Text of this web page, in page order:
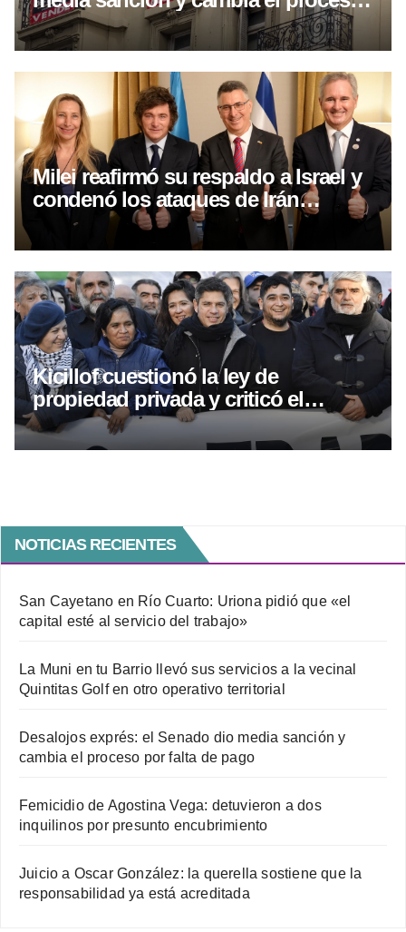
por falta de pago
Milei reafirmó su respaldo a Israel y
condenó los ataques de Irán
durante un encuentro con el
canciller israelí
Kicillof cuestionó la ley de
propiedad privada y criticó el
operativo policial frente al Congreso
NOTICIAS RECIENTES
San Cayetano en Río Cuarto: Uriona pidió que «el
capital esté al servicio del trabajo»
La Muni en tu Barrio llevó sus servicios a la vecinal
Quintitas Golf en otro operativo territorial
Desalojos exprés: el Senado dio media sanción y
cambia el proceso por falta de pago
Femicidio de Agostina Vega: detuvieron a dos
inquilinos por presunto encubrimiento
Juicio a Oscar González: la querella sostiene que la
responsabilidad ya está acreditada